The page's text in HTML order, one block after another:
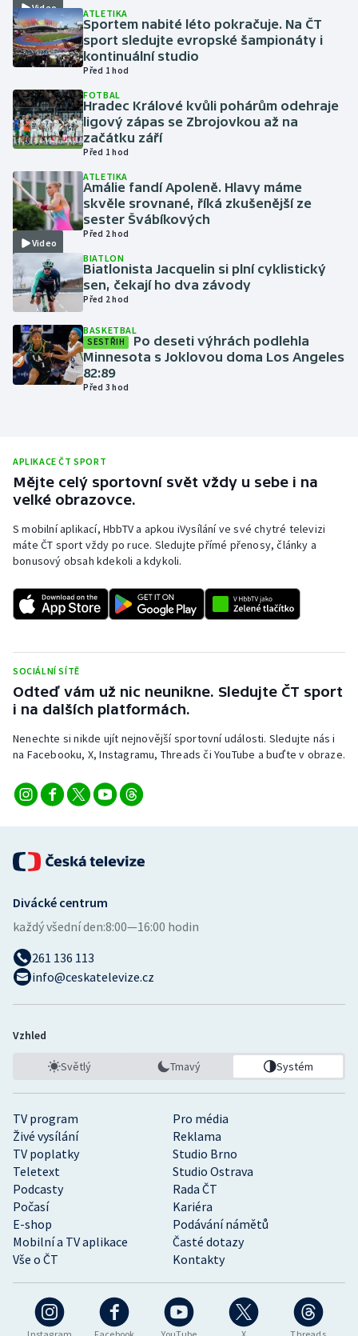
Jezdectví
Judo
Krasobruslení
Lezení
Lyže a snowboard
Moderní pětiboj
Motorsport
Olympijské hry
Parasport
Plavání
Rychlobruslení
Short track
Sportovní střelba
Triatlon
Veslování
Vodní slalom
Volejbal
Ostatní
Video ATLETIKA
Sportem nabité léto pokračuje. Na ČT
sport sledujte evropské šampionáty i
kontinuální studio
Před 1 hod
FOTBAL
Hradec Králové kvůli pohárům odehraje
ligový zápas se Zbrojovkou až na
začátku září
Před 1 hod
Video
ATLETIKA
Amálie fandí Apoleně. Hlavy máme
skvěle srovnané, říká zkušenější ze
sester Švábíkových
Před 2 hod
BIATLON
Biatlonista Jacquelin si plní cyklistický
sen, čekají ho dva závody
Před 2 hod
BASKETBAL
SESTŘIH
Po deseti výhrách podlehla
Minnesota s Joklovou doma Los Angeles
82:89
Před 3 hod
APLIKACE ČT SPORT
Mějte celý sportovní svět vždy u sebe i na
velké obrazovce.
S mobilní aplikací, HbbTV a apkou iVysílání ve své chytré televizi
máte ČT sport vždy po ruce. Sledujte přímé přenosy, články a
bonusový obsah kdekoli a kdykoli.
SOCIÁLNÍ SÍTĚ
Odteď vám už nic neunikne. Sledujte ČT sport
i na dalších platformách.
Nenechte si nikde ujít nejnovější sportovní události. Sledujte nás i
na Facebooku, X, Instagramu, Threads či YouTube a buďte v obraze.
TV program
Pro média
Živé vysílání
Reklama
TV poplatky
Studio Brno
Teletext
Studio Ostrava
Podcasty
Rada ČT
Počasí
Kariéra
E-shop
Podávání námětů
Mobilní a TV aplikace
Časté dotazy
Vše o ČT
Kontakty
Divácké centrum
každý všední den:8:00—16:00 hodin
261 136 113
info@ceskatelevize.cz
Vzhled
Světlý Tmavý Systém